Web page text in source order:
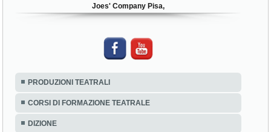
Joes' Company Pisa,
PRODUZIONI TEATRALI
CORSI DI FORMAZIONE TEATRALE
DIZIONE